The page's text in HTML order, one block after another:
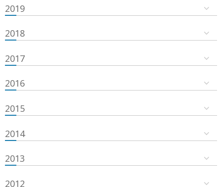
2019
2018
2017
2016
2015
2014
2013
2012